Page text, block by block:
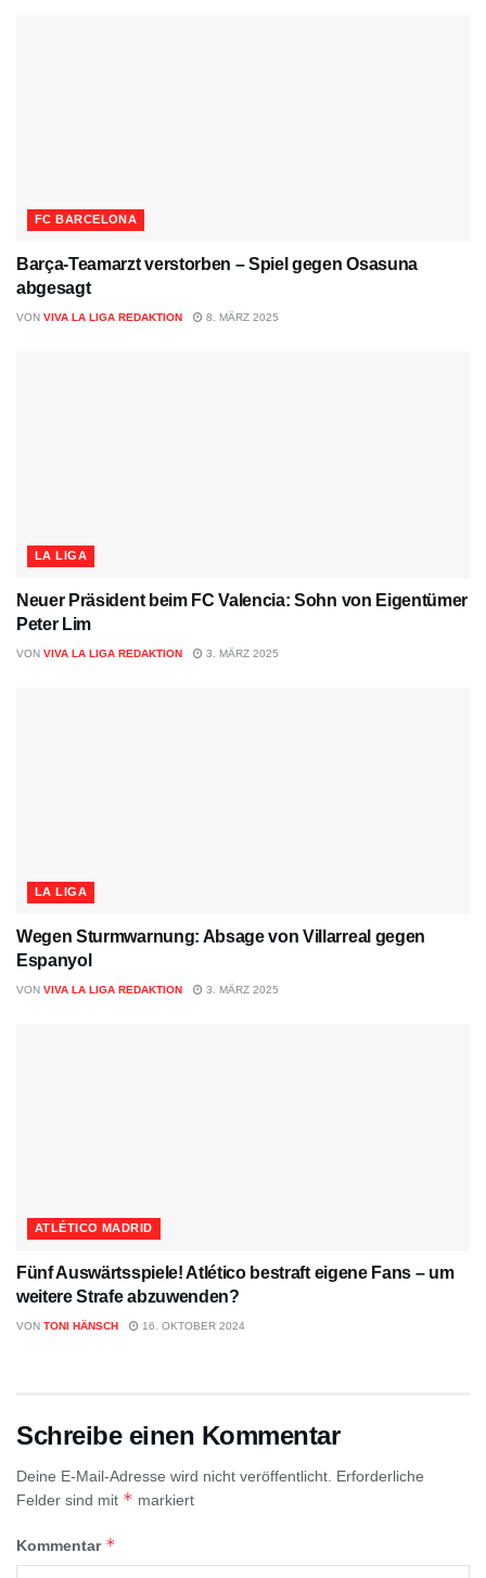
FC BARCELONA
Barça-Teamarzt verstorben – Spiel gegen Osasuna
abgesagt
VON VIVA LA LIGA REDAKTION 8. MÄRZ 2025
LA LIGA
Neuer Präsident beim FC Valencia: Sohn von Eigentümer
Peter Lim
VON VIVA LA LIGA REDAKTION 3. MÄRZ 2025
LA LIGA
Wegen Sturmwarnung: Absage von Villarreal gegen
Espanyol
VON VIVA LA LIGA REDAKTION 3. MÄRZ 2025
ATLÉTICO MADRID
Fünf Auswärtsspiele! Atlético bestraft eigene Fans – um
weitere Strafe abzuwenden?
VON TONI HÄNSCH 16. OKTOBER 2024
Schreibe einen Kommentar
Deine E-Mail-Adresse wird nicht veröffentlicht. Erforderliche
Felder sind mit * markiert
Kommentar *